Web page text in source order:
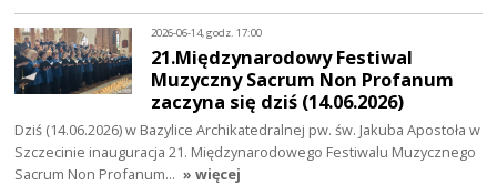
2026-06-14, godz. 17:00
21.Międzynarodowy Festiwal
Muzyczny Sacrum Non Profanum
zaczyna się dziś (14.06.2026)
Dziś (14.06.2026) w Bazylice Archikatedralnej pw. św. Jakuba Apostoła w
Szczecinie inauguracja 21. Międzynarodowego Festiwalu Muzycznego
Sacrum Non Profanum… » więcej